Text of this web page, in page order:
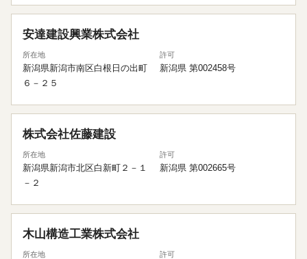
安達建設興業株式会社
所在地
新潟県新潟市南区白根日の出町
６－２５
許可
新潟県 第002458号
株式会社佐藤建設
所在地
新潟県新潟市北区白新町２－１
－２
許可
新潟県 第002665号
木山構造工業株式会社
所在地 許可